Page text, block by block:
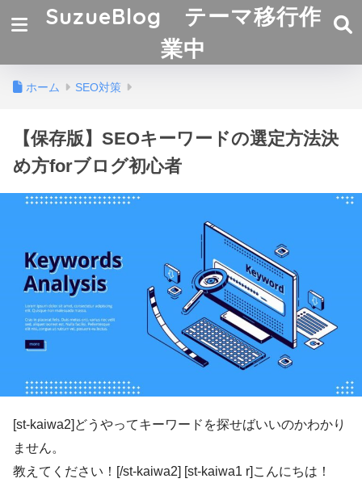
SuzueBlog テーマ移行作
業中
ホーム SEO対策
【保存版】SEOキーワードの選定方法決
め方forブログ初心者
[st-kaiwa2]どうやってキーワードを探せばいいのかわかり
ません。
教えてください！[/st-kaiwa2] [st-kaiwa1 r]こんにちは！